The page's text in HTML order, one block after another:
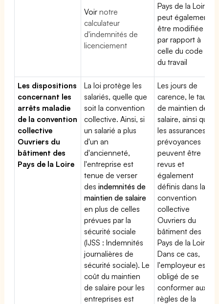
Voirnotre
calculateur
d'indemnités de
licenciement
Pays de la Loire
peut également
être modifiée
par rapport à
celle du code
du travail
Les dispositions
concernant les
arrêts maladie
de la convention
collective
Ouvriers du
bâtiment des
Pays de la Loire
La loi protège les
salariés, quelle que
soit la convention
collective. Ainsi, si
un salarié a plus
d'un an
d'ancienneté,
l'entreprise est
tenue de verser
desindemnités de
maintien de salaire
en plus de celles
prévues par la
sécurité sociale
(IJSS : Indemnités
journalières de
sécurité sociale). Le
coût du maintien
de salaire pour les
entreprises est
Les jours de
carence, le taux
de maintien de
salaire, ainsi que
les assurances
prévoyances
peuvent être
revus et
également
définis dans la
convention
collective
Ouvriers du
bâtiment des
Pays de la Loire.
Dans ce cas,
l'employeur est
obligé de se
conformer aux
règles de la